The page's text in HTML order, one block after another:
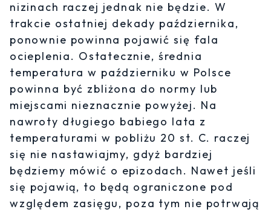
nizinach raczej jednak nie będzie. W
trakcie ostatniej dekady października,
ponownie powinna pojawić się fala
ocieplenia. Ostatecznie, średnia
temperatura w październiku w Polsce
powinna być zbliżona do normy lub
miejscami nieznacznie powyżej. Na
nawroty długiego babiego lata z
temperaturami w pobliżu 20 st. C. raczej
się nie nastawiajmy, gdyż bardziej
będziemy mówić o epizodach. Nawet jeśli
się pojawią, to będą ograniczone pod
względem zasięgu, poza tym nie potrwają